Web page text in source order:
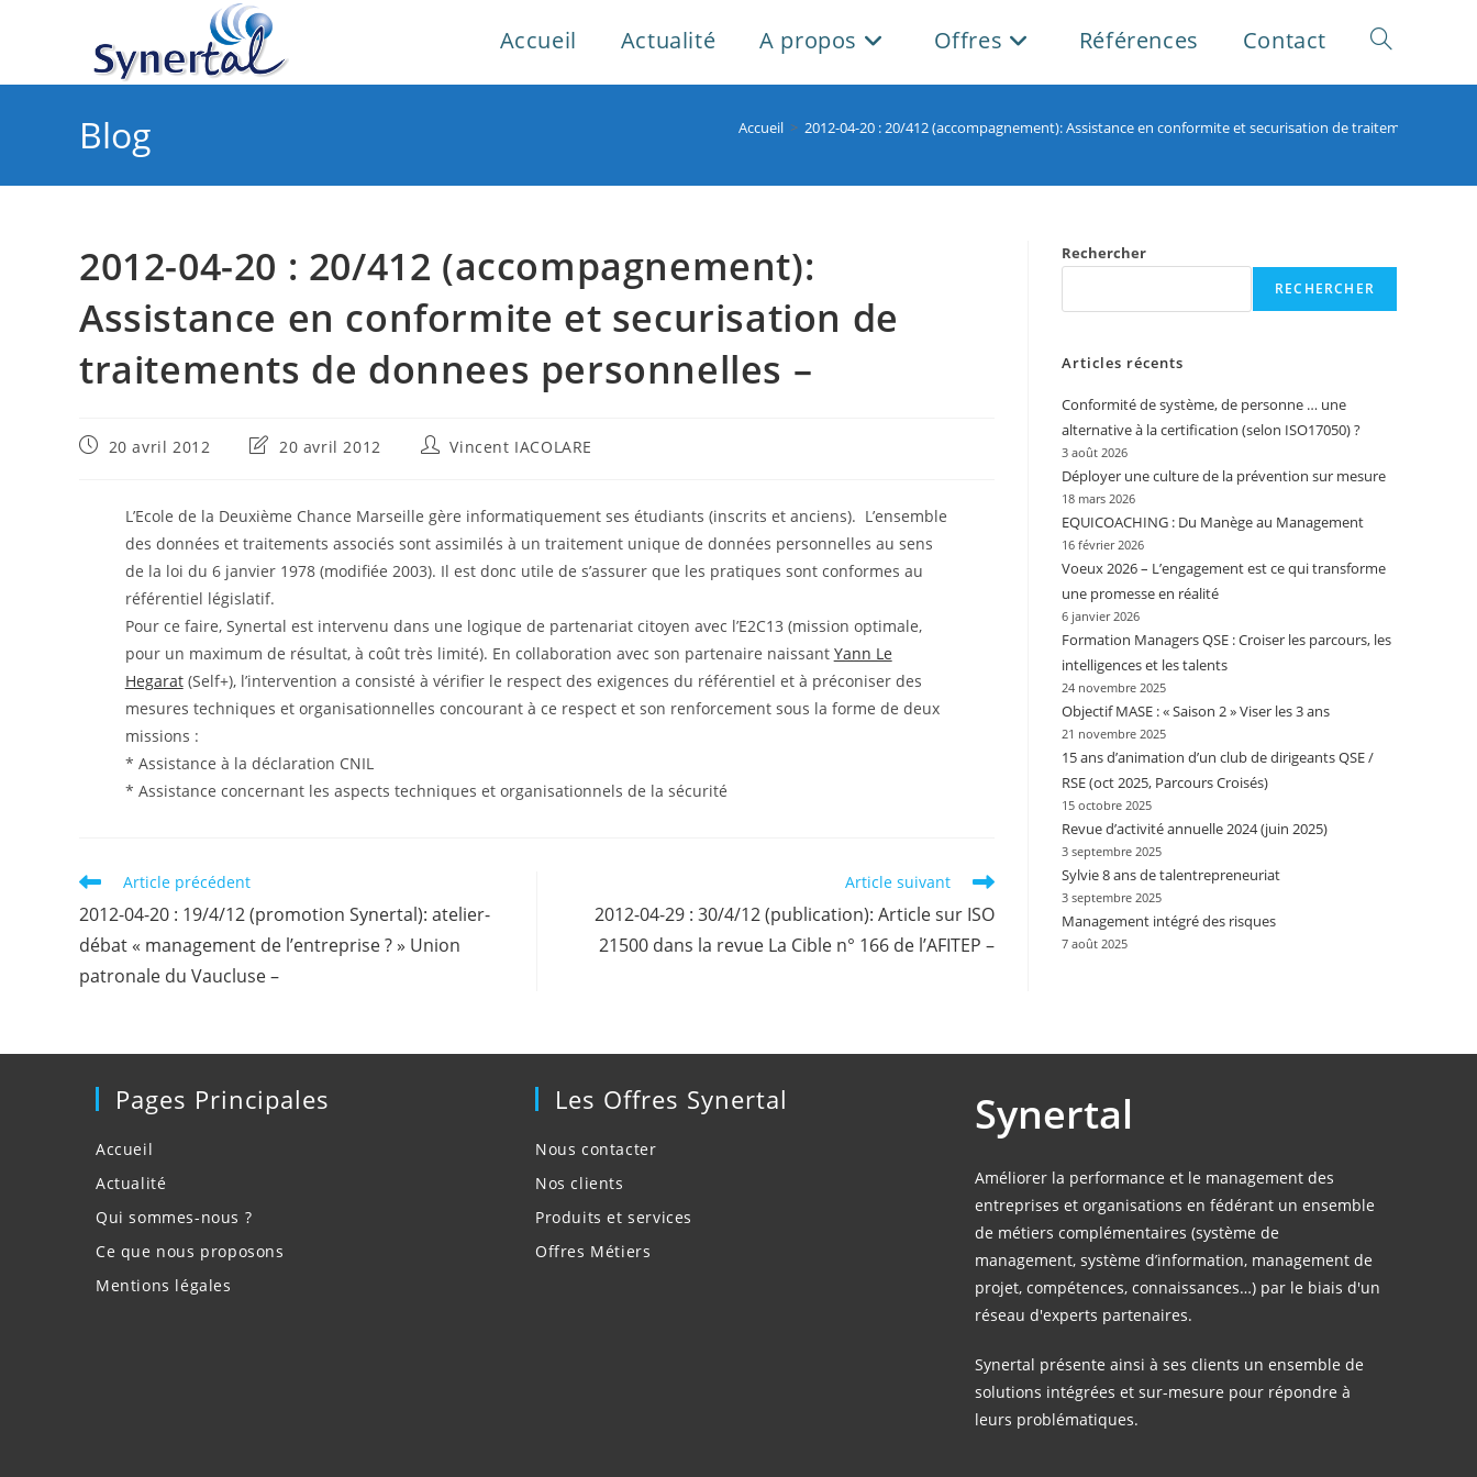
Accueil Actualité A propos Offres Références Contact Toggle
website
Blog Accueil > 2012-04-20 : 20/412 (accompagnement): Assistance en conformite et securisation de traitements de
2012-04-20 : 20/412 (accompagnement):
Assistance en conformite et securisation de
traitements de donnees personnelles –
Publication
20 avril 2012
Dernière
la
publication :
20 avril 2012
Auteur/autrice
publication :
Vincent IACOLARE
L’Ecole de la Deuxième Chance Marseille gère informatiquement ses étudiants (inscrits et anciens). L’ensemble
des données et traitements associés sont assimilés à un traitement unique de données personnelles au sens
de la loi du 6 janvier 1978 (modifiée 2003). Il est donc utile de s’assurer que les pratiques sont conformes au
référentiel législatif.
Pour ce faire, Synertal est intervenu dans une logique de partenariat citoyen avec l’E2C13 (mission optimale,
pour un maximum de résultat, à coût très limité). En collaboration avec son partenaire naissant Yann Le
Hegarat(Self+), l’intervention a consisté à vérifier le respect des exigences du référentiel et à préconiser des
mesures techniques et organisationnelles concourant à ce respect et son renforcement sous la forme de deux
missions :
* Assistance à la déclaration CNIL
* Assistance concernant les aspects techniques et organisationnels de la sécurité
Read
articles
Article précédent
2012-04-20 : 19/4/12 (promotion Synertal): atelier-
débat « management de l’entreprise ? » Union
patronale du Vaucluse –
Article suivant
2012-04-29 : 30/4/12 (publication): Article sur ISO
21500 dans la revue La Cible n° 166 de l’AFITEP –
Rechercher
RECHERCHER
Articles récents
Conformité de système, de personne … une
alternative à la certification (selon ISO17050) ?
3 août 2026
Déployer une culture de la prévention sur mesure
18 mars 2026
EQUICOACHING : Du Manège au Management
16 février 2026
Voeux 2026 – L’engagement est ce qui transforme
une promesse en réalité
6 janvier 2026
Formation Managers QSE : Croiser les parcours, les
intelligences et les talents
24 novembre 2025
Objectif MASE : « Saison 2 » Viser les 3 ans
21 novembre 2025
15 ans d’animation d’un club de dirigeants QSE /
RSE (oct 2025, Parcours Croisés)
15 octobre 2025
Revue d’activité annuelle 2024 (juin 2025)
3 septembre 2025
Sylvie 8 ans de talentrepreneuriat
3 septembre 2025
Management intégré des risques
7 août 2025
Pages Principales
Accueil
Actualité
Qui sommes-nous ?
Ce que nous proposons
Mentions légales
Les Offres Synertal
Nous contacter
Nos clients
Produits et services
Offres Métiers
Synertal
Améliorer la performance et le management des
entreprises et organisations en fédérant un ensemble
de métiers complémentaires (système de
management, système d’information, management de
projet, compétences, connaissances…) par le biais d'un
réseau d'experts partenaires.
Synertal présente ainsi à ses clients un ensemble de
solutions intégrées et sur-mesure pour répondre à
leurs problématiques.